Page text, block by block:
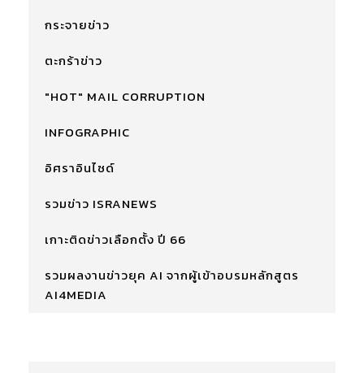
กระจายข่าว
ตะกร้าข่าว
"HOT" MAIL CORRUPTION
INFOGRAPHIC
อิศราอินไซด์
รวมข่าว ISRANEWS
เกาะติดข่าวเลือกตั้ง ปี 66
รวมผลงานข่าวยุค AI จากผู้เข้าอบรมหลักสูตร
AI4MEDIA